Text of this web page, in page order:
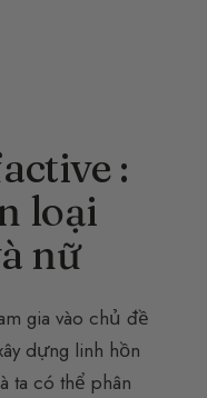
:
loại
nữ
gia vào chủ đề
dựng linh hồn
ta có thể phân